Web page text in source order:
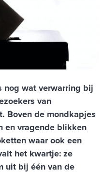
nog wat verwarring bij
van
Boven de mondkapjes
en vragende blikken
waar ook een
het kwartje: ze
uit bij één van de